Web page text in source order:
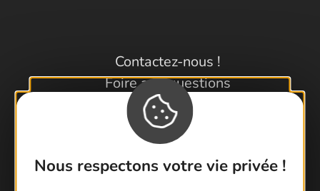
Nous respectons votre vie privée !
Contactez-nous !
Foire aux questions
Brochures
Cartoguides et Topoguides
Latitude Gard